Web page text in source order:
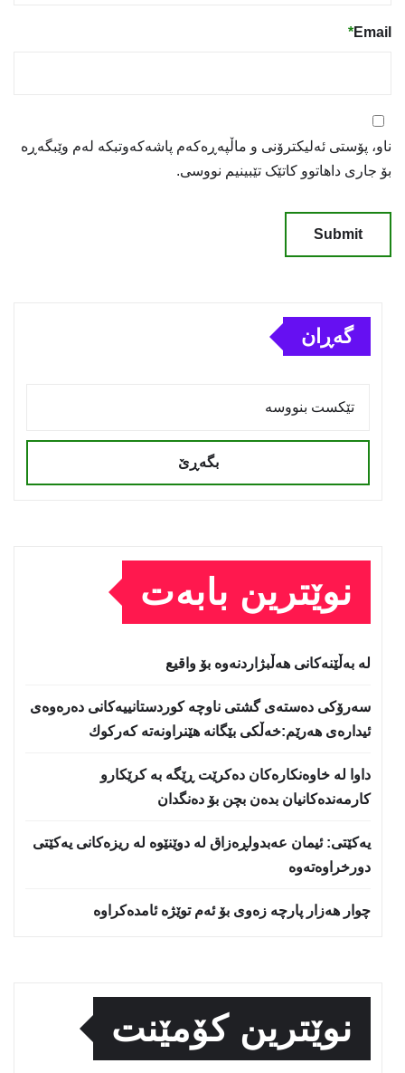
Email
*
ناو، پۆستی ئەلیکترۆنی و ماڵپەڕەکەم پاشەکەوتبکە لەم وێبگەڕە
بۆ جاری داهاتوو کاتێک تێبینیم نووسی.
گەڕان
بگەڕێ
نوێترین بابەت
لە بەڵێنەکانی هەڵبژاردنەوە بۆ واقیع
سه‌رۆكی دەستەی گشتی ناوچە كوردستانییەكانی دەرەوەی
ئیدارەی هەرێم:خه‌ڵكی بێگانه‌ هێنراونه‌ته‌ كه‌ركوك
داوا لە خاوەنکارەکان دەکرێت ڕێگە بە کرێکارو
کارمەندەکانیان بدەن بچن بۆ دەنگدان
یه‌كێتی: ئیمان عه‌بدولڕه‌زاق له‌ دوێنێوه‌ له‌ ریزه‌كانی یه‌كێتی
دورخراوه‌ته‌وه‌
چوار هەزار پارچە زەوی بۆ ئەم توێژە ئامدەکراوە
نوێترین کۆمێنت